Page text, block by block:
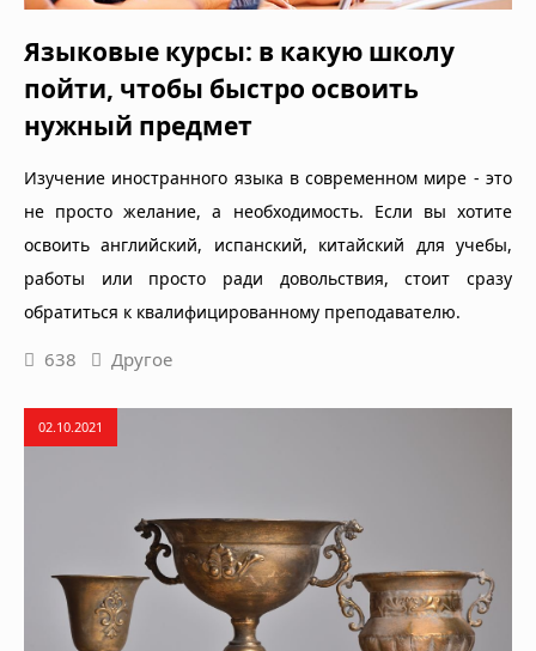
Языковые курсы: в какую школу
пойти, чтобы быстро освоить
нужный предмет
Изучение иностранного языка в современном мире - это
не просто желание, а необходимость. Если вы хотите
освоить английский, испанский, китайский для учебы,
работы или просто ради довольствия, стоит сразу
обратиться к квалифицированному преподавателю.
638 Другое
02.10.2021